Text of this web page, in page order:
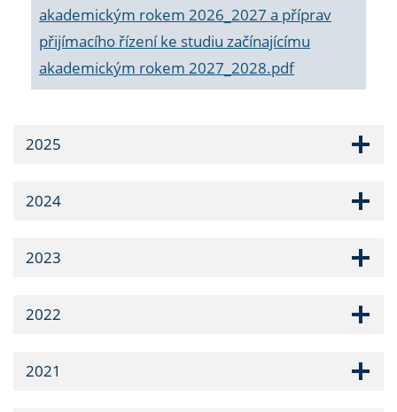
akademickým rokem 2026_2027 a příprav
přijímacího řízení ke studiu začínajícímu
akademickým rokem 2027_2028.pdf
2025
2024
2023
2022
2021